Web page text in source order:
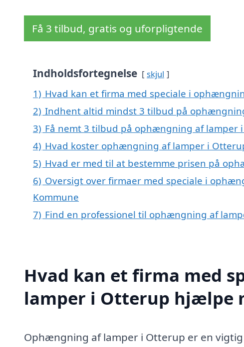
Få 3 tilbud, gratis og uforpligtende
Indholdsfortegnelse skjul
1) Hvad kan et firma med speciale i
2) Indhent altid mindst 3 tilbud på
3) Få nemt 3 tilbud på ophængning af lamper
4) Hvad koster ophængning af lamper i
5) Hvad er med til at bestemme prisen på
6) Oversigt over firmaer med speciale i
Kommune
7) Find en professionel til ophængning af
Hvad kan et firma med
lamper i Otterup hjælpe
Ophængning af lamper i Otterup er en